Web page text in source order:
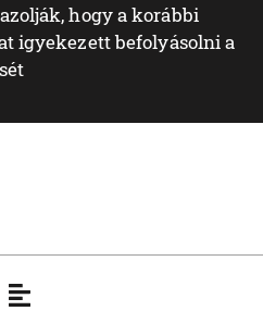
hogy a korábbi
igyekezett befolyásolni a